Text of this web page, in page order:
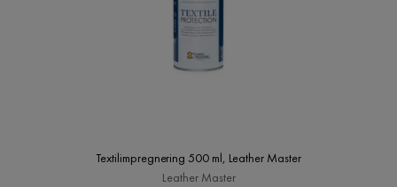
Textilimpregnering 500 ml, Leather Master
Leather Master